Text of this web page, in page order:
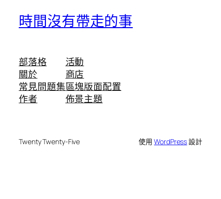
時間沒有帶走的事
部落格
關於
常見問題集
作者
活動
商店
區塊版面配置
佈景主題
Twenty Twenty-Five 使用WordPress設計